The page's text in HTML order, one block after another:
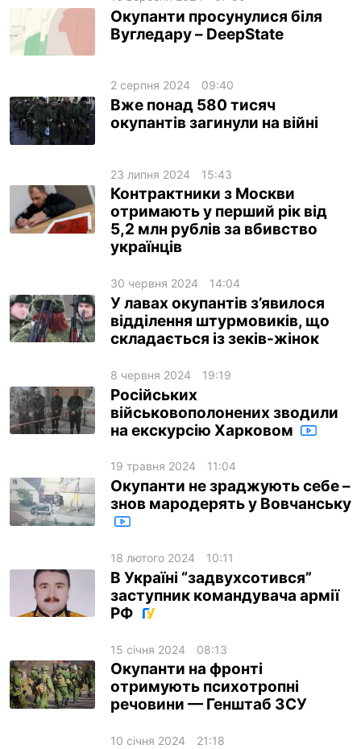
Окупанти просунулися біля
Вугледару – DeepState
2 серпня 2024 09:40
Вже понад 580 тисяч
окупантів загинули на війні
23 липня 2024 15:43
Контрактники з Москви
отримають у перший рік від
5,2 млн рублів за вбивство
українців
30 червня 2024 14:04
У лавах окупантів з’явилося
відділення штурмовиків, що
складається із зеків-жінок
8 червня 2024 19:19
Російських
військовополонених зводили
на екскурсію Харковом
19 травня 2024 11:04
Окупанти не зраджують себе –
знов мародерять у Вовчанську
18 лютого 2024 10:11
В Україні “задвухсотився”
заступник командувача армії
РФ
15 січня 2024 08:13
Окупанти на фронті
отримують психотропні
речовини — Генштаб ЗСУ
10 січня 2024 21:18